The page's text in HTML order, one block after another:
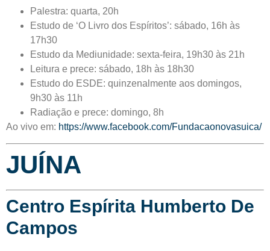
Palestra: quarta, 20h
Estudo de ‘O Livro dos Espíritos’: sábado, 16h às
17h30
Estudo da Mediunidade: sexta-feira, 19h30 às 21h
Leitura e prece: sábado, 18h às 18h30
Estudo do ESDE: quinzenalmente aos domingos,
9h30 às 11h
Radiação e prece: domingo, 8h
Ao vivo em: https://www.facebook.com/Fundacaonovasuica/
JUÍNA
Centro Espírita Humberto De
Campos